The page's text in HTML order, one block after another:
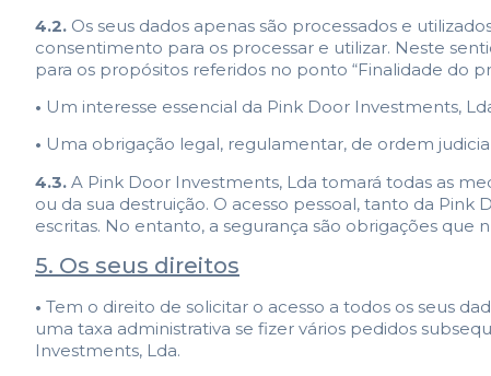
4.2. Os seus dados apenas são processados e
consentimento para os processar e utilizar. Neste
para os propósitos referidos no ponto “Finalidade do
• Um interesse essencial da Pink Door Investments,
• Uma obrigação legal, regulamentar, de ordem
4.3. A Pink Door Investments, Lda tomará todas as
ou da sua destruição. O acesso pessoal, tanto da
escritas. No entanto, a segurança são obrigações que
5. Os seus direitos
• Tem o direito de solicitar o acesso a todos os seus
uma taxa administrativa se fizer vários pedidos
Investments, Lda.